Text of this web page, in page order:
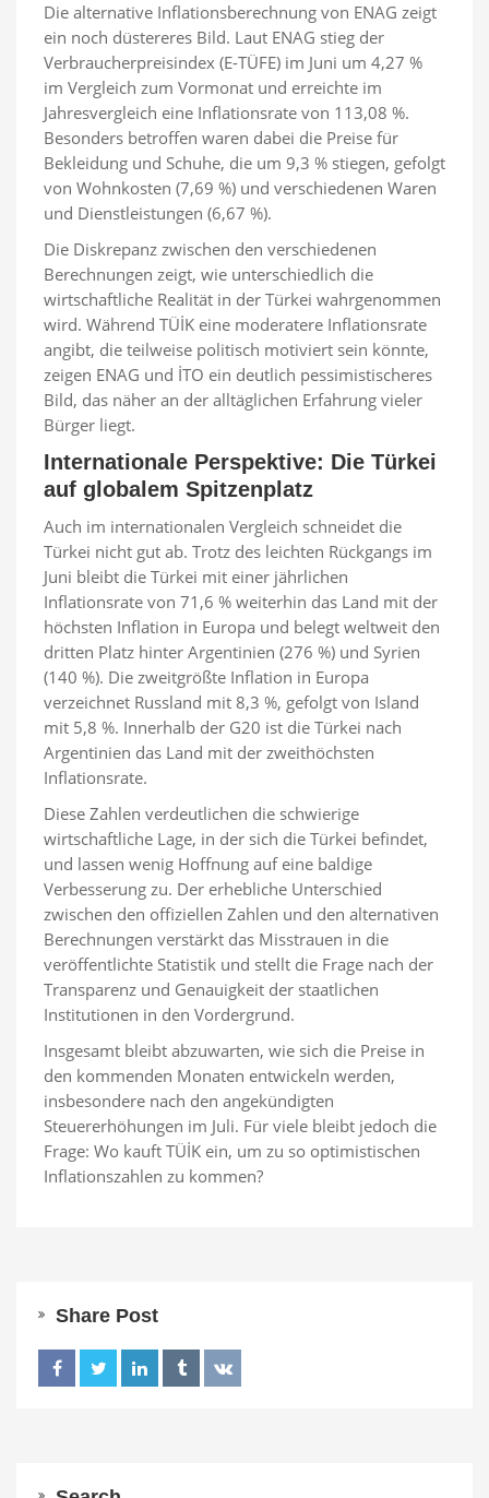
Die alternative Inflationsberechnung von ENAG zeigt
ein noch düstereres Bild. Laut ENAG stieg der
Verbraucherpreisindex (E-TÜFE) im Juni um 4,27 %
im Vergleich zum Vormonat und erreichte im
Jahresvergleich eine Inflationsrate von 113,08 %.
Besonders betroffen waren dabei die Preise für
Bekleidung und Schuhe, die um 9,3 % stiegen, gefolgt
von Wohnkosten (7,69 %) und verschiedenen Waren
und Dienstleistungen (6,67 %).
Die Diskrepanz zwischen den verschiedenen
Berechnungen zeigt, wie unterschiedlich die
wirtschaftliche Realität in der Türkei wahrgenommen
wird. Während TÜİK eine moderatere Inflationsrate
angibt, die teilweise politisch motiviert sein könnte,
zeigen ENAG und İTO ein deutlich pessimistischeres
Bild, das näher an der alltäglichen Erfahrung vieler
Bürger liegt.
Internationale Perspektive: Die Türkei
auf globalem Spitzenplatz
Auch im internationalen Vergleich schneidet die
Türkei nicht gut ab. Trotz des leichten Rückgangs im
Juni bleibt die Türkei mit einer jährlichen
Inflationsrate von 71,6 % weiterhin das Land mit der
höchsten Inflation in Europa und belegt weltweit den
dritten Platz hinter Argentinien (276 %) und Syrien
(140 %). Die zweitgrößte Inflation in Europa
verzeichnet Russland mit 8,3 %, gefolgt von Island
mit 5,8 %. Innerhalb der G20 ist die Türkei nach
Argentinien das Land mit der zweithöchsten
Inflationsrate.
Diese Zahlen verdeutlichen die schwierige
wirtschaftliche Lage, in der sich die Türkei befindet,
und lassen wenig Hoffnung auf eine baldige
Verbesserung zu. Der erhebliche Unterschied
zwischen den offiziellen Zahlen und den alternativen
Berechnungen verstärkt das Misstrauen in die
veröffentlichte Statistik und stellt die Frage nach der
Transparenz und Genauigkeit der staatlichen
Institutionen in den Vordergrund.
Insgesamt bleibt abzuwarten, wie sich die Preise in
den kommenden Monaten entwickeln werden,
insbesondere nach den angekündigten
Steuererhöhungen im Juli. Für viele bleibt jedoch die
Frage: Wo kauft TÜİK ein, um zu so optimistischen
Inflationszahlen zu kommen?
Share Post